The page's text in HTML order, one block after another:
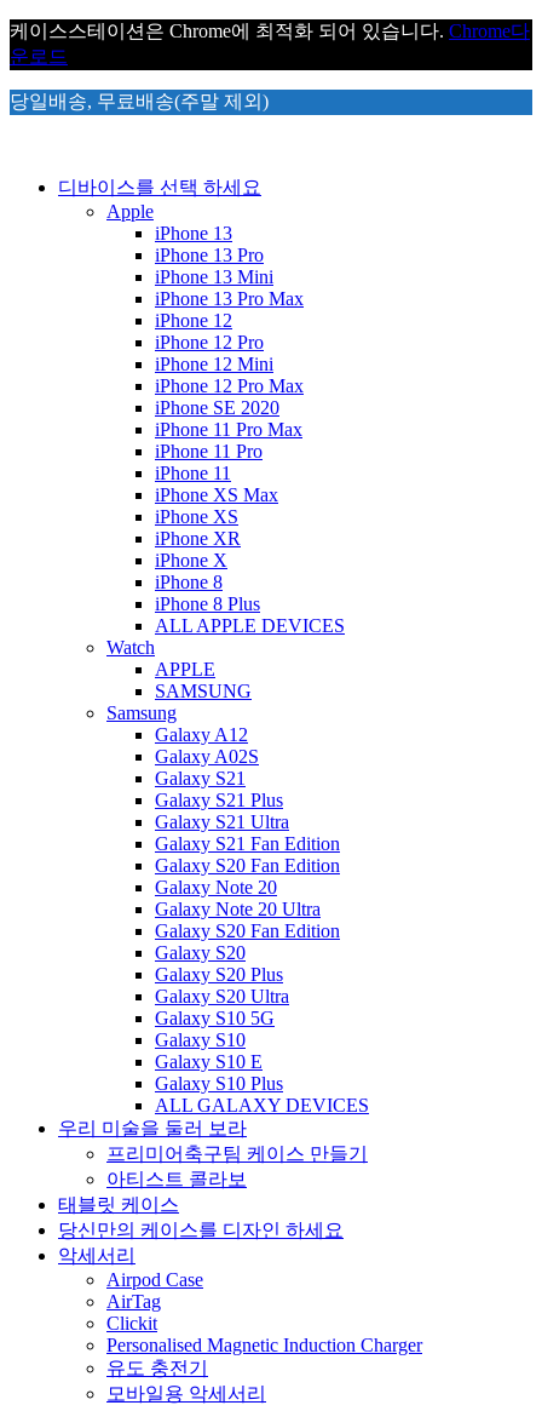
케이스스테이션은 Chrome에 최적화 되어 있습니다. Chrome다
운로드
당일배송, 무료배송(주말 제외)
디바이스를 선택 하세요
Apple
iPhone 13
iPhone 13 Pro
iPhone 13 Mini
iPhone 13 Pro Max
iPhone 12
iPhone 12 Pro
iPhone 12 Mini
iPhone 12 Pro Max
iPhone SE 2020
iPhone 11 Pro Max
iPhone 11 Pro
iPhone 11
iPhone XS Max
iPhone XS
iPhone XR
iPhone X
iPhone 8
iPhone 8 Plus
ALL APPLE DEVICES
Watch
APPLE
SAMSUNG
Samsung
Galaxy A12
Galaxy A02S
Galaxy S21
Galaxy S21 Plus
Galaxy S21 Ultra
Galaxy S21 Fan Edition
Galaxy S20 Fan Edition
Galaxy Note 20
Galaxy Note 20 Ultra
Galaxy S20 Fan Edition
Galaxy S20
Galaxy S20 Plus
Galaxy S20 Ultra
Galaxy S10 5G
Galaxy S10
Galaxy S10 E
Galaxy S10 Plus
ALL GALAXY DEVICES
우리 미술을 둘러 보라
프리미어축구팀 케이스 만들기
아티스트 콜라보
태블릿 케이스
당신만의 케이스를 디자인 하세요
악세서리
Airpod Case
AirTag
Clickit
Personalised Magnetic Induction Charger
유도 충전기
모바일용 악세서리